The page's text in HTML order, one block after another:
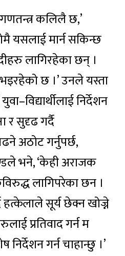
कलिलै छ,’
यसलाई मार्न सकिन्छ
लागिरहेका छन् ।
छ ।’ उनले यस्ता
निर्देशन
र सुदृढ गर्दै
अठोट गर्नुपर्छ,
भने, ‘केही अराजक
लागिपरेका छन ।
हत्केलाले सूर्य छेक्न खोज्ने
प्रतिवाद गर्न म
निर्देशन गर्न चाहान्छु ।’